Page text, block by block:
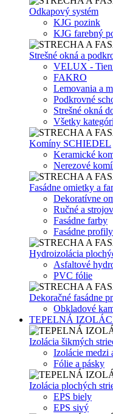
Odkapový systém
KJG pozink
KJG farebný
Strešné okná a
VELUX -
FAKRO
Lemovania a
Podkrovné
Strešné okná
Všetky
Komíny SCHIEDEL
Keramické
Nerezové
Fasádne omietky a
Dekoratívne
Ručné a
Fasádne farby
Fasádne
Hydroizolácia
Asfaltové
PVC fólie
Dekoračné fasádne
Obkladové
TEPELNÁ
Izolácia šikmých
Izolácie medzi
Fólie a pásky
Izolácia plochých
EPS biely
EPS sivý